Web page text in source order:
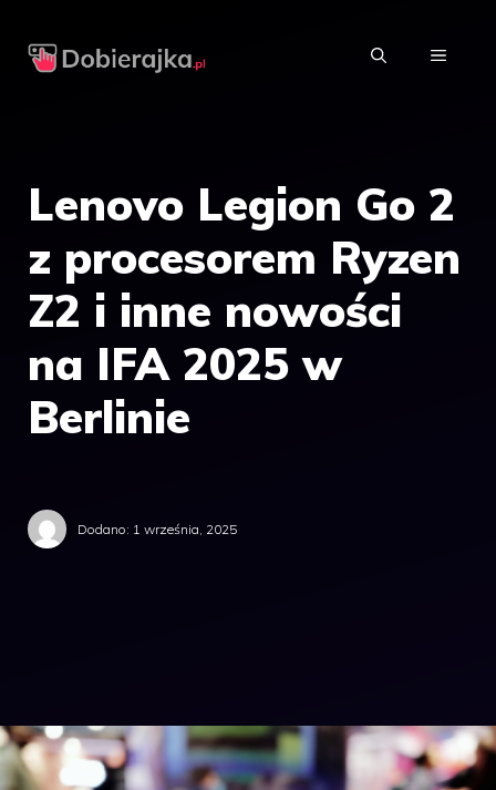
MENU
Lenovo Legion Go 2
z procesorem Ryzen
Z2 i inne nowości
na IFA 2025 w
Berlinie
Dodano: 1 września, 2025